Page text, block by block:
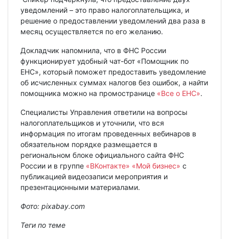
уведомлений – это право налогоплательщика, и
решение о предоставлении уведомлений два раза в
месяц осуществляется по его желанию.
Докладчик напомнила, что в ФНС России
функционирует удобный чат-бот «Помощник по
ЕНС», который поможет предоставить уведомление
об исчисленных суммах налогов без ошибок, а найти
помощника можно на промостранице «Все о ЕНС».
Специалисты Управления ответили на вопросы
налогоплательщиков и уточнили, что вся
информация по итогам проведенных вебинаров в
обязательном порядке размещается в
региональном блоке официального сайта ФНС
России и в группе «ВКонтакте» «Мой бизнес» с
публикацией видеозаписи мероприятия и
презентационными материалами.
Фото: pixabay.com
Теги по теме